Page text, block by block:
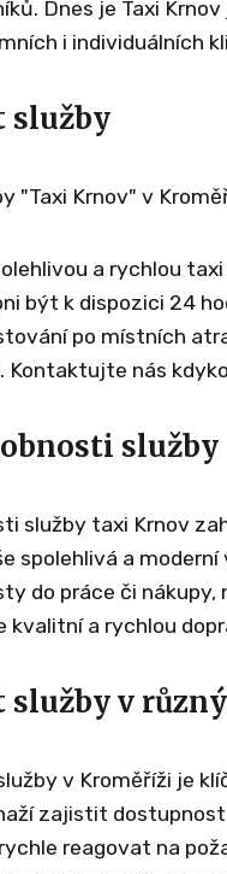
Dnes je Taxi
i individuálních
služby
"Taxi Krnov" v
a rychlou
být k dispozici 24
po místních
Kontaktujte nás
služby
služby taxi Krnov
spolehlivá a
do práce či
kvalitní a rychlou
v
v Kroměříži je
zajistit
reagovat na